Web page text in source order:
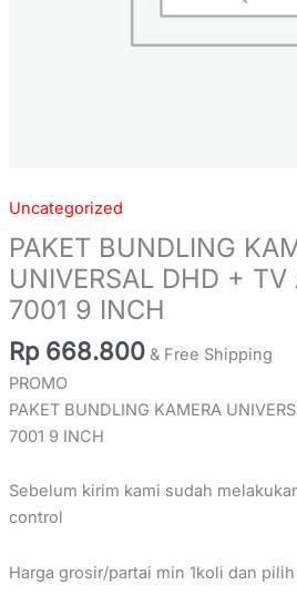
Uncategorized
PAKET BUNDLING
UNIVERSAL DHD + TV
7001 9 INCH
Rp 668.800 & Free Shipping
PROMO
PAKET BUNDLING KAMERA
7001 9 INCH
Sebelum kirim kami sudah
control
Harga grosir/partai min 1koli dan